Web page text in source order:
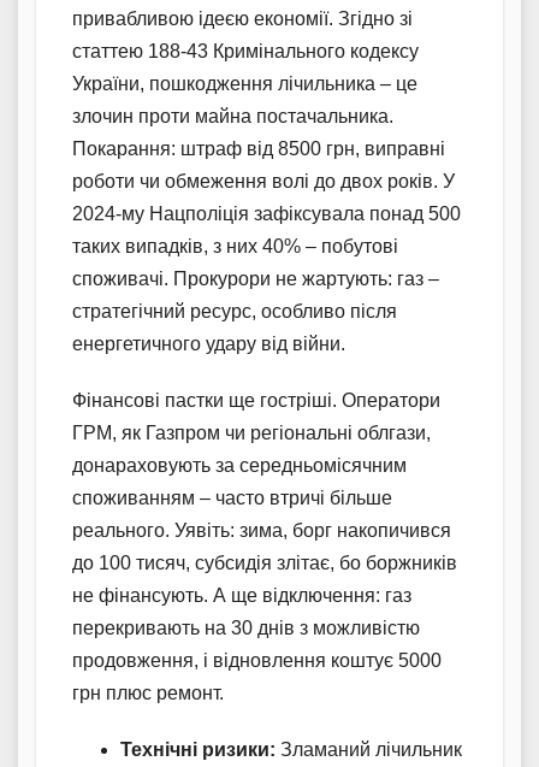
привабливою ідеєю економії. Згідно зі
статтею 188-43 Кримінального кодексу
України, пошкодження лічильника – це
злочин проти майна постачальника.
Покарання: штраф від 8500 грн, виправні
роботи чи обмеження волі до двох років. У
2024-му Нацполіція зафіксувала понад 500
таких випадків, з них 40% – побутові
споживачі. Прокурори не жартують: газ –
стратегічний ресурс, особливо після
енергетичного удару від війни.
Фінансові пастки ще гостріші. Оператори
ГРМ, як Газпром чи регіональні облгази,
донараховують за середньомісячним
споживанням – часто втричі більше
реального. Уявіть: зима, борг накопичився
до 100 тисяч, субсидія злітає, бо боржників
не фінансують. А ще відключення: газ
перекривають на 30 днів з можливістю
продовження, і відновлення коштує 5000
грн плюс ремонт.
Технічні ризики: Зламаний лічильник